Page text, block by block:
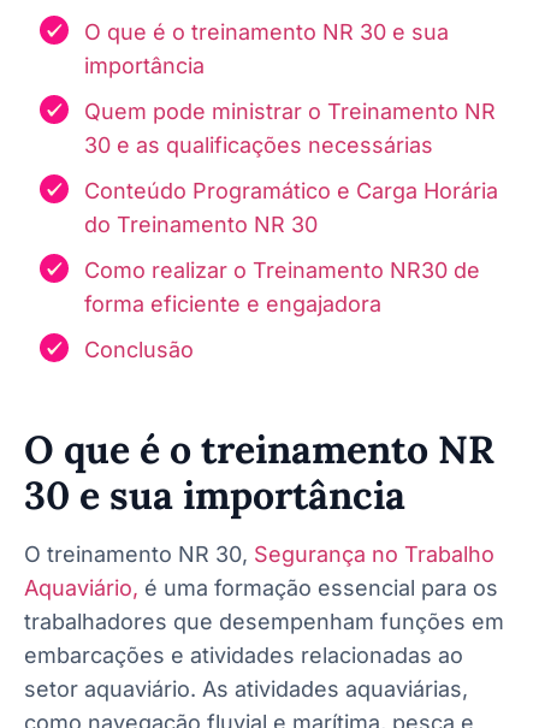
O que é o treinamento NR 30 e sua
importância
Quem pode ministrar o Treinamento NR
30 e as qualificações necessárias
Conteúdo Programático e Carga Horária
do Treinamento NR 30
Como realizar o Treinamento NR30 de
forma eficiente e engajadora
Conclusão
O que é o treinamento NR
30 e sua importância
O treinamento NR 30, Segurança no Trabalho
Aquaviário, é uma formação essencial para os
trabalhadores que desempenham funções em
embarcações e atividades relacionadas ao
setor aquaviário. As atividades aquaviárias,
como navegação fluvial e marítima, pesca e